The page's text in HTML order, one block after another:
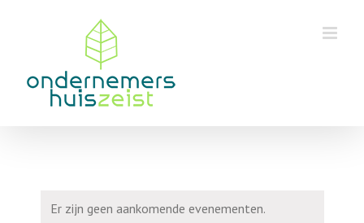
Er zijn geen aankomende evenementen.